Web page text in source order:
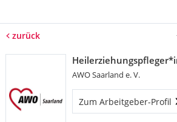
zurück
AWO Saarland e. V.
Zum Arbeitgeber-Profil